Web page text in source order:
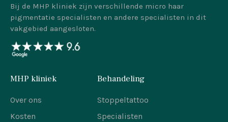
Bij de MHP kliniek zijn verschillende micro haar
pigmentatie specialisten en andere specialisten in dit
vakgebied aangesloten.
MHP kliniek
Over ons
Kosten
Behandeling
Stoppeltattoo
Specialisten